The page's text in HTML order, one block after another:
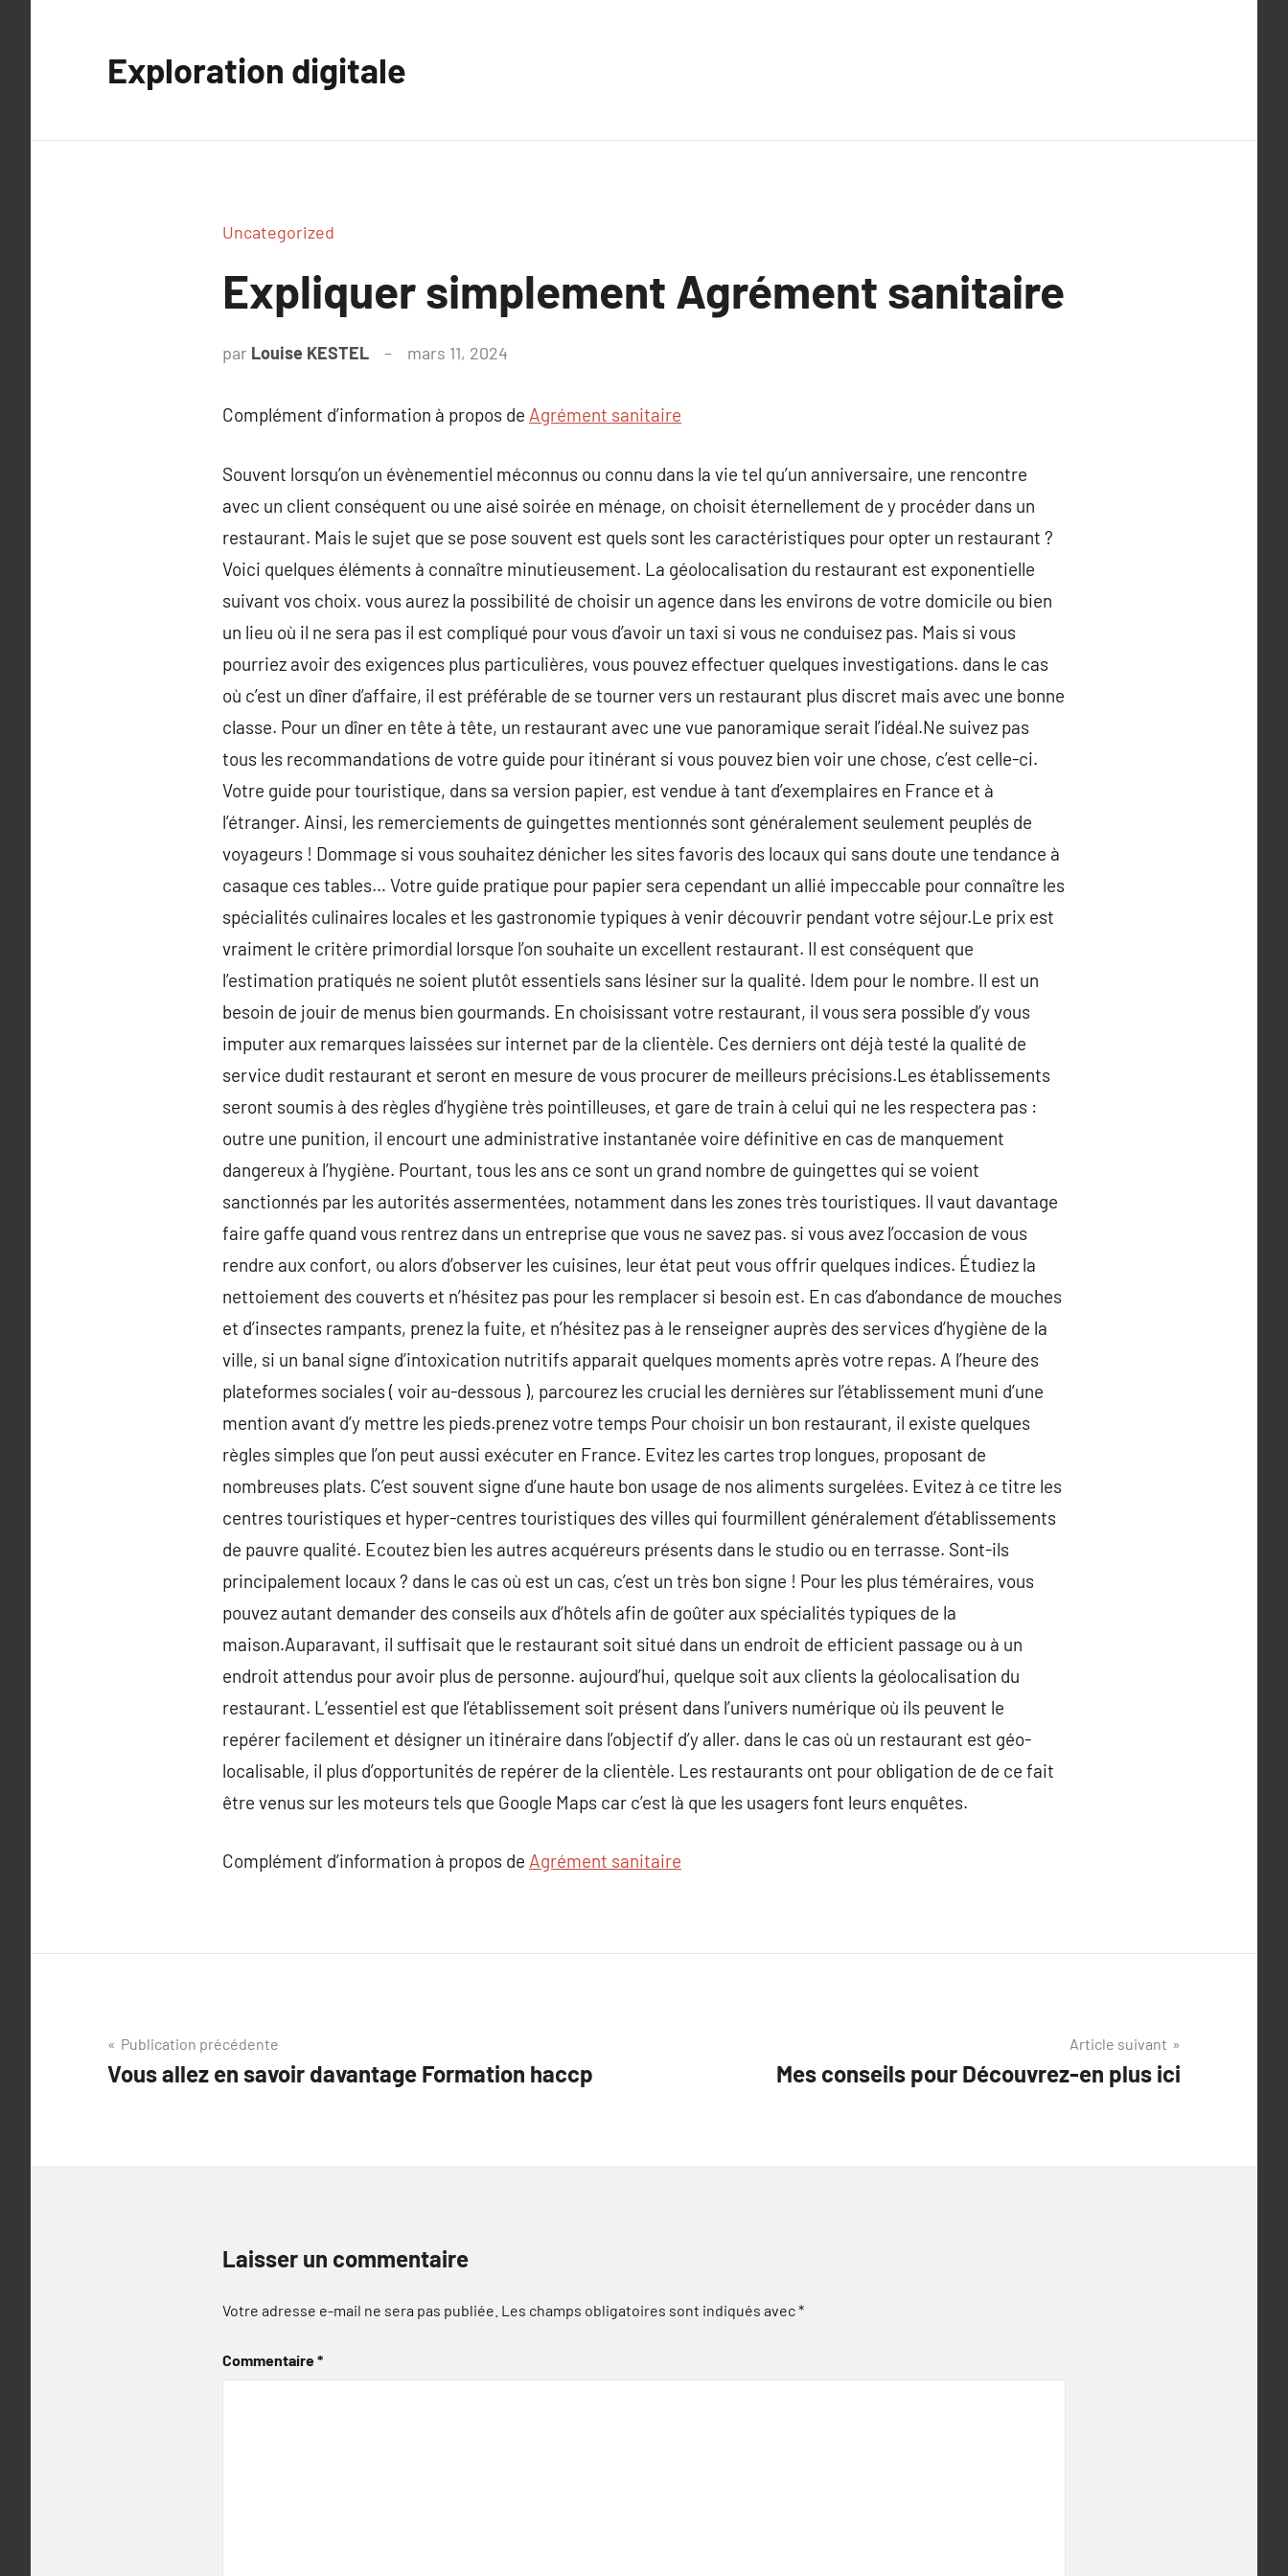
Exploration digitale
Uncategorized
Expliquer simplement Agrément sanitaire
par Louise KESTEL mars 11, 2024
Complément d’information à propos de Agrément sanitaire
Souvent lorsqu’on un évènementiel méconnus ou connu dans la vie tel qu’un anniversaire, une rencontre
avec un client conséquent ou une aisé soirée en ménage, on choisit éternellement de y procéder dans un
restaurant. Mais le sujet que se pose souvent est quels sont les caractéristiques pour opter un restaurant ?
Voici quelques éléments à connaître minutieusement. La géolocalisation du restaurant est exponentielle
suivant vos choix. vous aurez la possibilité de choisir un agence dans les environs de votre domicile ou bien
un lieu où il ne sera pas il est compliqué pour vous d’avoir un taxi si vous ne conduisez pas. Mais si vous
pourriez avoir des exigences plus particulières, vous pouvez effectuer quelques investigations. dans le cas
où c’est un dîner d’affaire, il est préférable de se tourner vers un restaurant plus discret mais avec une bonne
classe. Pour un dîner en tête à tête, un restaurant avec une vue panoramique serait l’idéal.Ne suivez pas
tous les recommandations de votre guide pour itinérant si vous pouvez bien voir une chose, c’est celle-ci.
Votre guide pour touristique, dans sa version papier, est vendue à tant d’exemplaires en France et à
l’étranger. Ainsi, les remerciements de guingettes mentionnés sont généralement seulement peuplés de
voyageurs ! Dommage si vous souhaitez dénicher les sites favoris des locaux qui sans doute une tendance à
casaque ces tables… Votre guide pratique pour papier sera cependant un allié impeccable pour connaître les
spécialités culinaires locales et les gastronomie typiques à venir découvrir pendant votre séjour.Le prix est
vraiment le critère primordial lorsque l’on souhaite un excellent restaurant. Il est conséquent que
l’estimation pratiqués ne soient plutôt essentiels sans lésiner sur la qualité. Idem pour le nombre. Il est un
besoin de jouir de menus bien gourmands. En choisissant votre restaurant, il vous sera possible d’y vous
imputer aux remarques laissées sur internet par de la clientèle. Ces derniers ont déjà testé la qualité de
service dudit restaurant et seront en mesure de vous procurer de meilleurs précisions.Les établissements
seront soumis à des règles d’hygiène très pointilleuses, et gare de train à celui qui ne les respectera pas :
outre une punition, il encourt une administrative instantanée voire définitive en cas de manquement
dangereux à l’hygiène. Pourtant, tous les ans ce sont un grand nombre de guingettes qui se voient
sanctionnés par les autorités assermentées, notamment dans les zones très touristiques. Il vaut davantage
faire gaffe quand vous rentrez dans un entreprise que vous ne savez pas. si vous avez l’occasion de vous
rendre aux confort, ou alors d’observer les cuisines, leur état peut vous offrir quelques indices. Étudiez la
nettoiement des couverts et n’hésitez pas pour les remplacer si besoin est. En cas d’abondance de mouches
et d’insectes rampants, prenez la fuite, et n’hésitez pas à le renseigner auprès des services d’hygiène de la
ville, si un banal signe d’intoxication nutritifs apparait quelques moments après votre repas. A l’heure des
plateformes sociales ( voir au-dessous ), parcourez les crucial les dernières sur l’établissement muni d’une
mention avant d’y mettre les pieds.prenez votre temps Pour choisir un bon restaurant, il existe quelques
règles simples que l’on peut aussi exécuter en France. Evitez les cartes trop longues, proposant de
nombreuses plats. C’est souvent signe d’une haute bon usage de nos aliments surgelées. Evitez à ce titre les
centres touristiques et hyper-centres touristiques des villes qui fourmillent généralement d’établissements
de pauvre qualité. Ecoutez bien les autres acquéreurs présents dans le studio ou en terrasse. Sont-ils
principalement locaux ? dans le cas où est un cas, c’est un très bon signe ! Pour les plus téméraires, vous
pouvez autant demander des conseils aux d’hôtels afin de goûter aux spécialités typiques de la
maison.Auparavant, il suffisait que le restaurant soit situé dans un endroit de efficient passage ou à un
endroit attendus pour avoir plus de personne. aujourd’hui, quelque soit aux clients la géolocalisation du
restaurant. L’essentiel est que l’établissement soit présent dans l’univers numérique où ils peuvent le
repérer facilement et désigner un itinéraire dans l’objectif d’y aller. dans le cas où un restaurant est géo-
localisable, il plus d’opportunités de repérer de la clientèle. Les restaurants ont pour obligation de de ce fait
être venus sur les moteurs tels que Google Maps car c’est là que les usagers font leurs enquêtes.
Complément d’information à propos de Agrément sanitaire
Navigation
de
Publication précédente
Vous allez en savoir davantage Formation haccp
Article suivant
Mes conseils pour Découvrez-en plus ici
Laisser un commentaire
Votre adresse e-mail ne sera pas publiée. Les champs obligatoires sont indiqués avec*
Commentaire*